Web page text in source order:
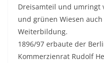
Dreisamteil und umringt
und grünen Wiesen
Weiterbildung.
1896/97 erbaute der
Kommerzienrat Rudolf